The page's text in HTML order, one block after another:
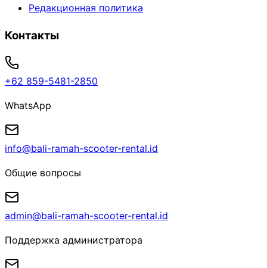
Редакционная политика
Контакты
+62 859-5481-2850
WhatsApp
info@bali-ramah-scooter-rental.id
Общие вопросы
admin@bali-ramah-scooter-rental.id
Поддержка администратора